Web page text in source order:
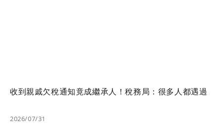
收到親戚欠稅通知竟成繼承人！稅務局：很多人都遇過
2026/07/31